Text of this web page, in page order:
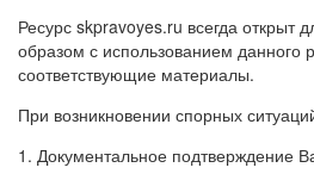
Ресурс skpravoyes.ru всегда открыт
образом с использованием
соответствующие материалы.
При возникновении спорных
1. Документальное подтверждение